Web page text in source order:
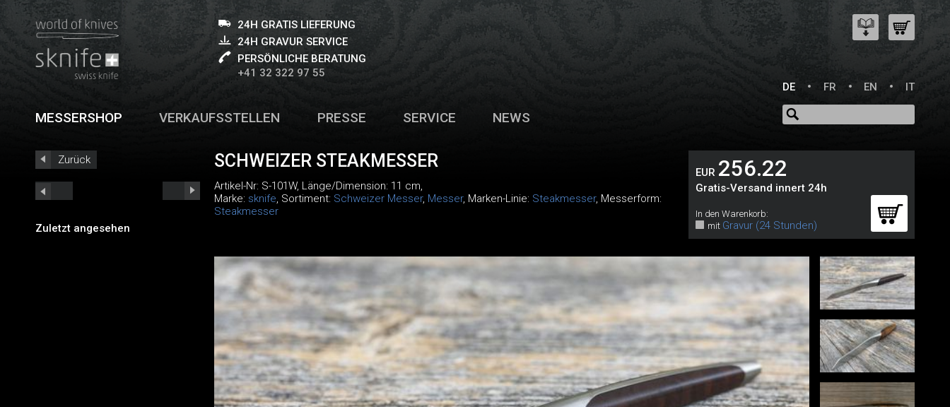
24H GRATIS LIEFERUNG
24H GRAVUR SERVICE
PERSÖNLICHE BERATUNG
+41 32 322 97 55
DE
FR EN IT
MESSERSHOP VERKAUFSSTELLEN PRESSE SERVICE NEWS
Zurück
Zuletzt angesehen
SCHWEIZER STEAKMESSER
Artikel-Nr: S-101W, Länge/Dimension: 11 cm,
Marke: sknife, Sortiment: Schweizer Messer, Messer, Marken-Linie: Steakmesser, Messerform:
Steakmesser
EUR 256.22
Gratis-Versand innert 24h
In den Warenkorb:
mit Gravur (24 Stunden)